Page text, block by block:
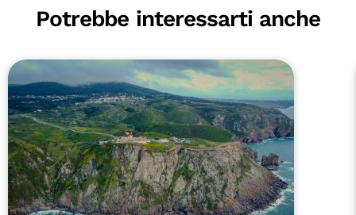
Potrebbe interessarti anche